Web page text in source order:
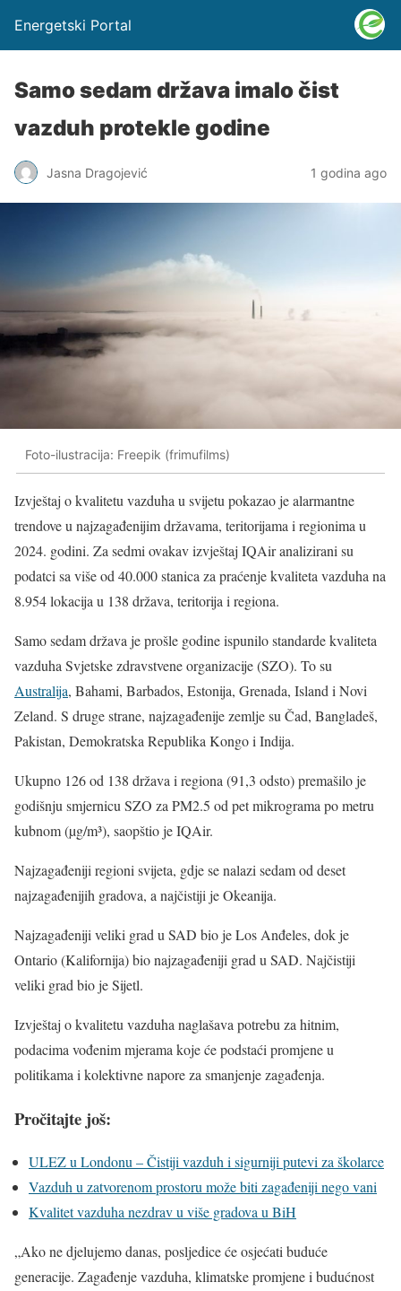
Energetski Portal
Samo sedam država imalo čist
vazduh protekle godine
Jasna Dragojević 1 godina ago
Foto-ilustracija: Freepik (frimufilms)
Izvještaj o kvalitetu vazduha u svijetu pokazao je alarmantne
trendove u najzagađenijim državama, teritorijama i regionima u
2024. godini. Za sedmi ovakav izvještaj IQAir analizirani su
podatci sa više od 40.000 stanica za praćenje kvaliteta vazduha na
8.954 lokacija u 138 država, teritorija i regiona.
Samo sedam država je prošle godine ispunilo standarde kvaliteta
vazduha Svjetske zdravstvene organizacije (SZO). To su
Australija, Bahami, Barbados, Estonija, Grenada, Island i Novi
Zeland. S druge strane, najzagađenije zemlje su Čad, Bangladeš,
Pakistan, Demokratska Republika Kongo i Indija.
Ukupno 126 od 138 država i regiona (91,3 odsto) premašilo je
godišnju smjernicu SZO za PM2.5 od pet mikrograma po metru
kubnom (µg/m³), saopštio je IQAir.
Najzagađeniji regioni svijeta, gdje se nalazi sedam od deset
najzagađenijih gradova, a najčistiji je Okeanija.
Najzagađeniji veliki grad u SAD bio je Los Anđeles, dok je
Ontario (Kalifornija) bio najzagađeniji grad u SAD. Najčistiji
veliki grad bio je Sijetl.
Izvještaj o kvalitetu vazduha naglašava potrebu za hitnim,
podacima vođenim mjerama koje će podstaći promjene u
politikama i kolektivne napore za smanjenje zagađenja.
Pročitajte još:
ULEZ u Londonu – Čistiji vazduh i sigurniji putevi za školarce
Vazduh u zatvorenom prostoru može biti zagađeniji nego vani
Kvalitet vazduha nezdrav u više gradova u BiH
„Ako ne djelujemo danas, posljedice će osjećati buduće
generacije. Zagađenje vazduha, klimatske promjene i budućnost